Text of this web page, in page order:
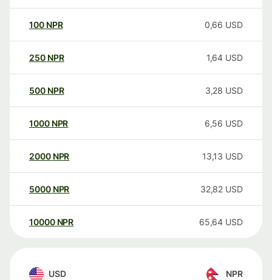
100 NPR 0,66 USD
250 NPR 1,64 USD
500 NPR 3,28 USD
1000 NPR 6,56 USD
2000 NPR 13,13 USD
5000 NPR 32,82 USD
10000 NPR 65,64 USD
USD NPR